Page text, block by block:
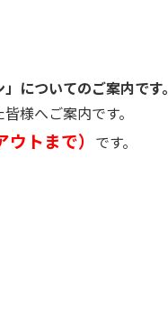
についてのご案内です。
様へご案内です。
トまで） です。